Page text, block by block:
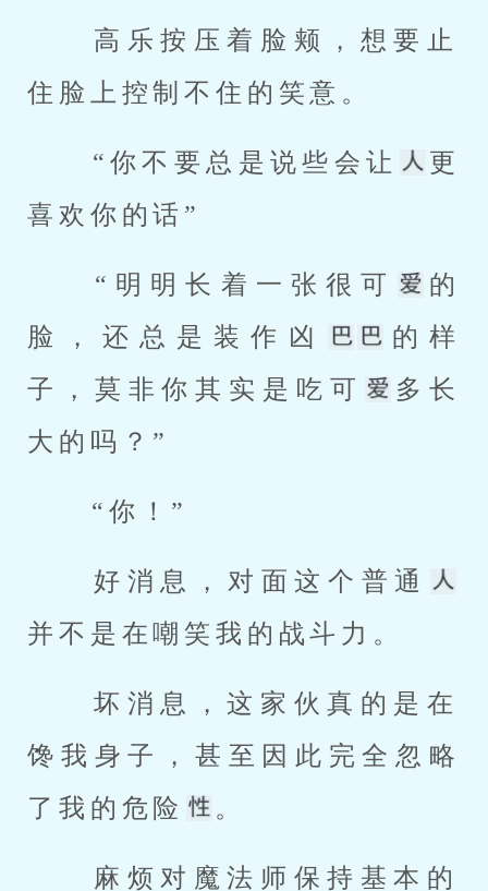
住脸上控制不住的笑意。
“你不要总是说些会让
更
喜欢你的话”
“明明长着一张很可
的
脸，还总是装作凶
的样
子，莫非你其实是吃可
多长
大的吗？”
“你！”
好消息，对面这个普通
并不是在嘲笑我的战斗力。
馋我身子，甚至因此完全忽略
了我的危险
。